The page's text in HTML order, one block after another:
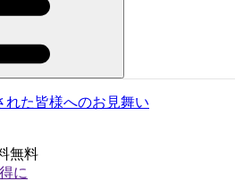
れた皆様へのお見舞い
無料
に